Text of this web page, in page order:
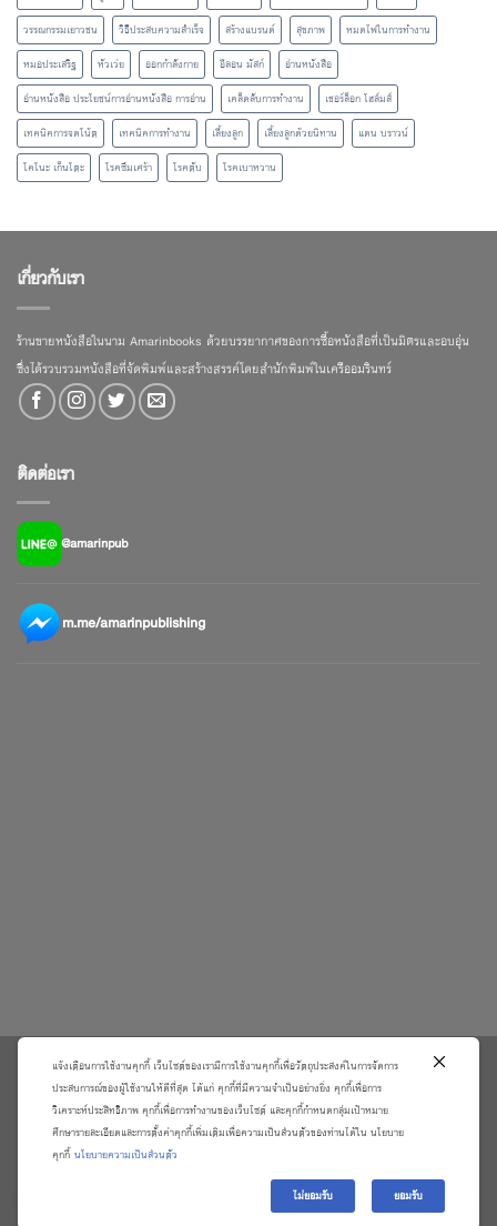
วรรณกรรมเยาวชน
วิธีประสบความสำเร็จ สร้างแบรนด์ สุขภาพ
หมดไฟในการทำงาน
หมอประเสริฐ
หัวเว่ย ออกกำลังกาย อีลอน มัสก์
อ่านหนังสือ
อ่านหนังสือ ประโยชน์การอ่านหนังสือ การอ่าน
เคล็ดลับการทำงาน
เชอร์ล็อก โฮล์มส์
เทคนิคการจดโน้ต
เทคนิคการทำงาน เลี้ยงลูก เลี้ยงลูกด้วยนิทาน
แดน บราวน์
โคโนะ เก็นโตะ
โรคซึมเศร้า โรคตับ โรคเบาหวาน
เกี่ยวกับเรา
ร้านขายหนังสือในนาม Amarinbooks ด้วยบรรยากาศของการซื้อหนังสือที่เป็นมิตรและอบอุ่น
ซึ่งได้รวบรวมหนังสือที่จัดพิมพ์และสร้างสรรค์โดยสำนักพิมพ์ในเครืออมรินทร์
ติดต่อเรา
@amarinpub
m.me/amarinpublishing
\
เกี่ยวกับเรา
วิธีการสั่งซื้อสินค้าและการรับประกันสินค้า
แจ้งชำระเงิน
ติดต่อเราและร้องเรียน
แจ้งเตือนการใช้งานคุกกี้ เว็บไซต์ของเรามีการใช้งานคุกกี้เพื่อวัตถุประสงค์ในการจัดการ
ประสบการณ์ของผู้ใช้งานให้ดีที่สุด ได้แก่ คุกกี้ที่มีความจำเป็นอย่างยิ่ง คุกกี้เพื่อการ
วิเคราะห์ประสิทธิภาพ คุกกี้เพื่อการทำงานของเว็บไซต์ และคุกกี้กำหนดกลุ่มเป้าหมาย
ศึกษารายละเอียดและการตั้งค่าคุกกี้เพิ่มเติมเพื่อความเป็นส่วนตัวของท่านได้ใน นโยบาย
คุกกี้ นโยบายความเป็นส่วนตัว
ไม่ยอมรับ ยอมรับ